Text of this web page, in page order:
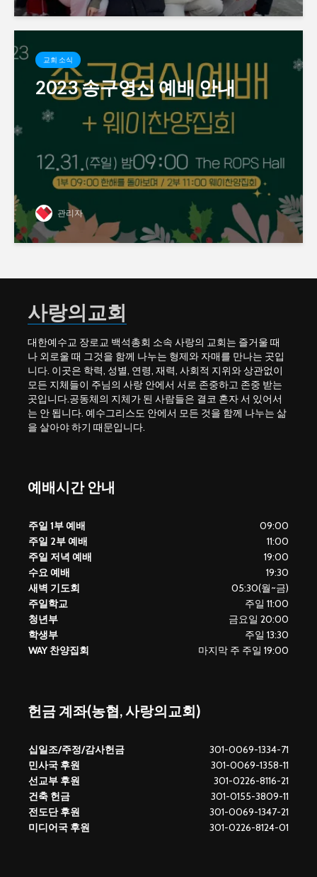
교회 소식
2023 송구영신 예배 안내
관리자
사랑의교회
대한예수교 장로교 백석총회 소속 사랑의 교회는 즐거울 때
나 외로울 때 그것을 함께 나누는 형제와 자매를 만나는 곳입
니다. 이곳은 학력, 성별, 연령, 재력, 사회적 지위와 상관없이
모든 지체들이 주님의 사랑 안에서 서로 존중하고 존중 받는
곳입니다.공동체의 지체가 된 사람들은 결코 혼자 서 있어서
는 안 됩니다. 예수그리스도 안에서 모든 것을 함께 나누는 삶
을 살아야 하기 때문입니다.
예배시간 안내
주일 1부 예배
09:00
주일 2부 예배
11:00
주일 저녁 예배
19:00
수요 예배
19:30
새벽 기도회
05:30(월~금)
주일학교
주일 11:00
청년부
금요일 20:00
학생부
주일 13:30
WAY 찬양집회
마지막 주 주일 19:00
헌금 계좌(농협, 사랑의교회)
십일조/주정/감사헌금
301-0069-1334-71
민사국 후원
301-0069-1358-11
선교부 후원
301-0226-8116-21
건축 헌금
301-0155-3809-11
전도단 후원
301-0069-1347-21
미디어국 후원
301-0226-8124-01